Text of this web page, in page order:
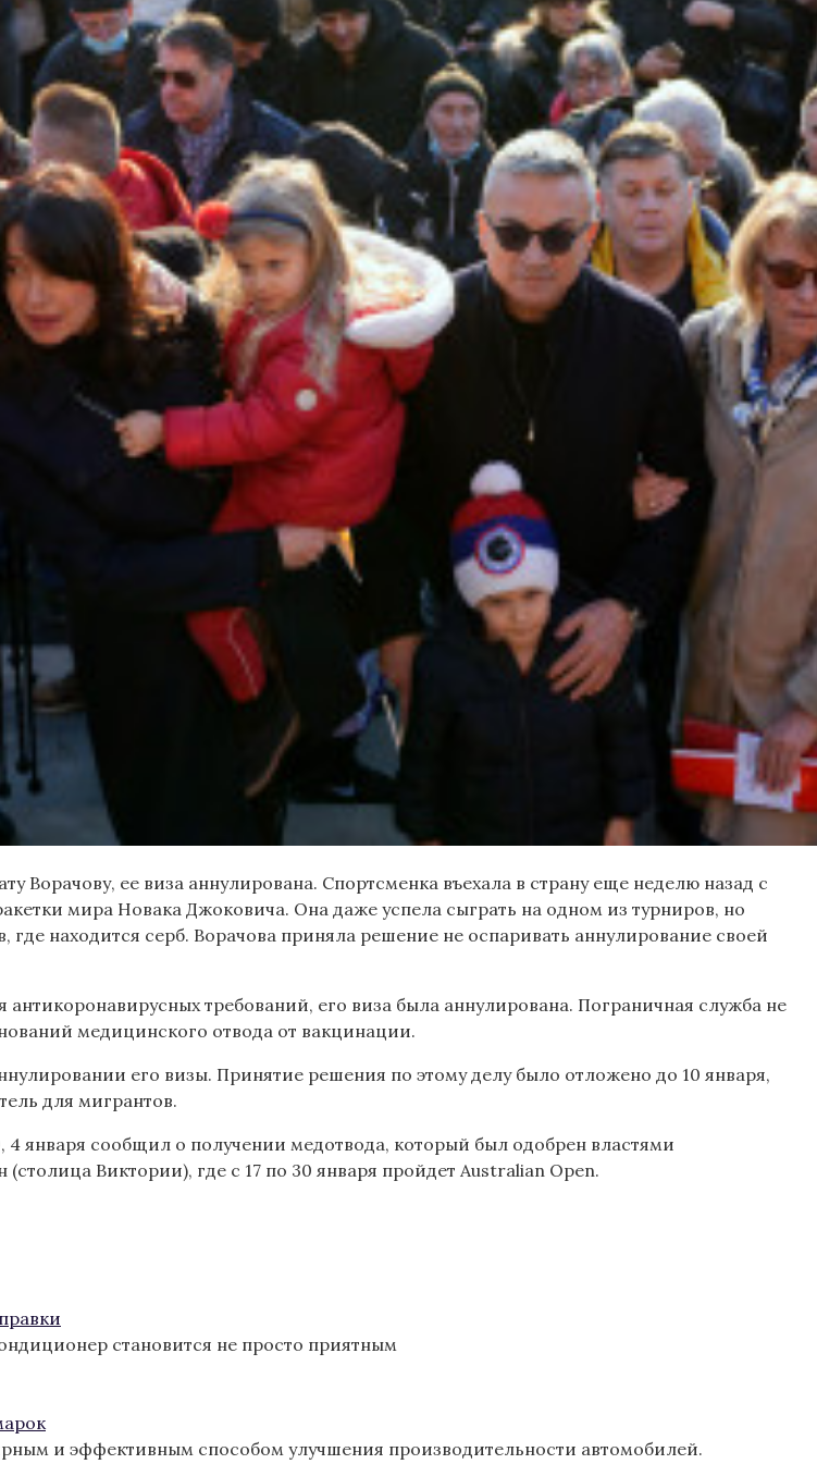
Ворачову, ее виза аннулирована. Спортсменка въехала в страну еще неделю назад с
мира Новака Джоковича. Она даже успела сыграть на одном из турниров, но
находится серб. Ворачова приняла решение не оспаривать аннулирование своей
требований, его виза была аннулирована. Пограничная служба не
медицинского отвода от вакцинации.
его визы. Принятие решения по этому делу было отложено до 10 января,
для мигрантов.
января сообщил о получении медотвода, который был одобрен властями
Виктории), где с 17 по 30 января пройдет Australian Open.
становится не просто приятным
и эффективным способом улучшения производительности автомобилей.